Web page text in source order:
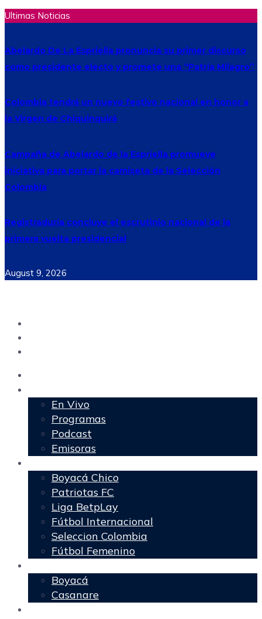
Ultimas Noticias
Abelardo De La Espriella pronuncia su primer discurso
como presidente electo y promete una “Patria Milagro”
Colombia tendrá un nuevo festivo nacional en honor a
la Virgen de Chiquinquirá
Campaña de Abelardo de la Espriella promueve
iniciativa para portar la camiseta de la Selección
Colombia
Registraduría concluye el escrutinio nacional de la
primera vuelta presidencial
August 9, 2026
En Vivo
Programas
Podcast
Emisoras
Boyacá Chico
Patriotas FC
Liga BetpLay
Fútbol Internacional
Seleccion Colombia
Fútbol Femenino
Boyacá
Casanare